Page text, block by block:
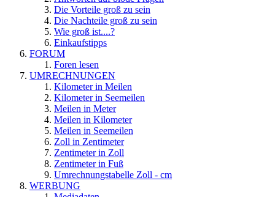
Die Vorteile groß zu sein
Die Nachteile groß zu sein
Wie groß ist....?
Einkaufstipps
FORUM
Foren lesen
UMRECHNUNGEN
Kilometer in Meilen
Kilometer in Seemeilen
Meilen in Meter
Meilen in Kilometer
Meilen in Seemeilen
Zoll in Zentimeter
Zentimeter in Zoll
Zentimeter in Fuß
Umrechnungstabelle Zoll - cm
WERBUNG